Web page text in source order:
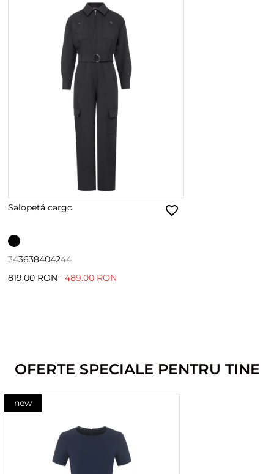
Salopetă cargo
343638404244
819.00 RON 489.00 RON
OFERTE SPECIALE PENTRU TINE
new